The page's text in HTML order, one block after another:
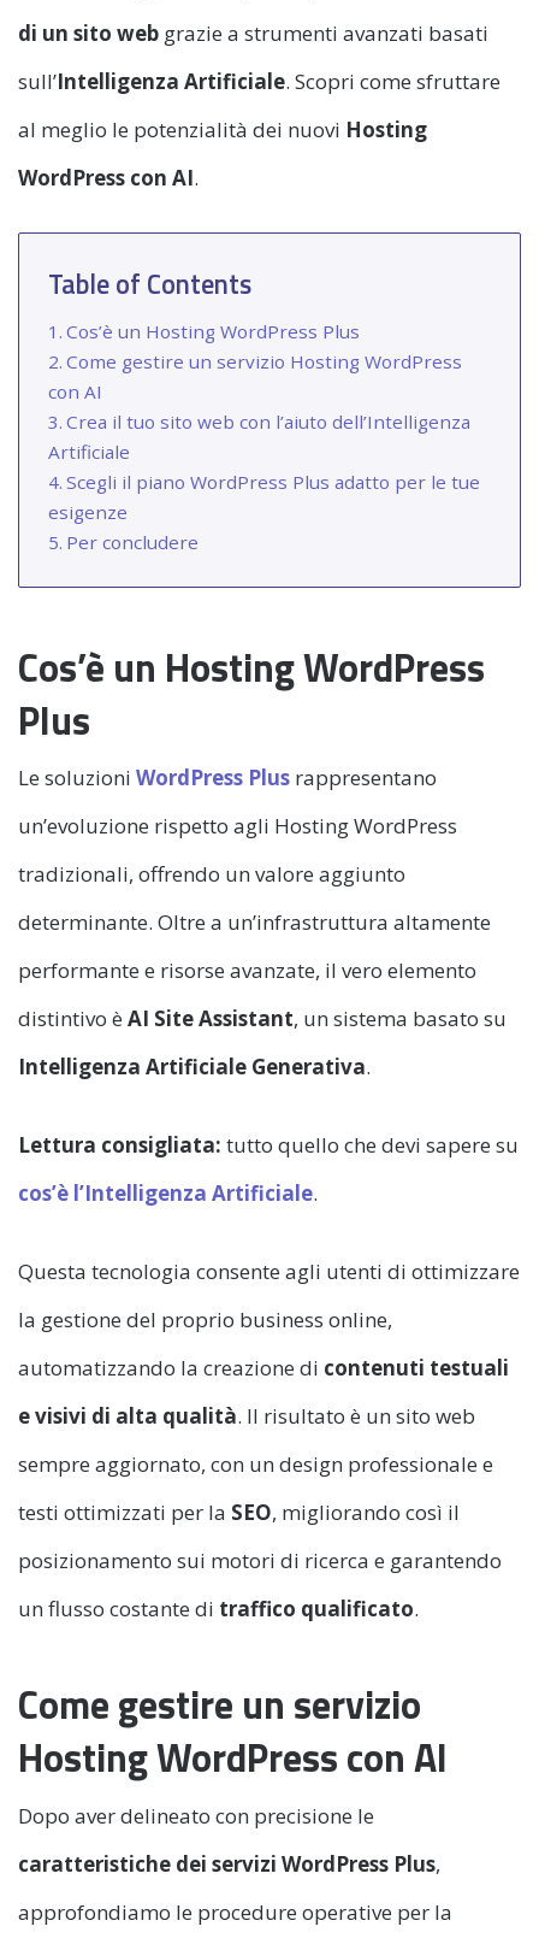
di un sito web grazie a strumenti avanzati basati
sull’Intelligenza Artificiale. Scopri come sfruttare
al meglio le potenzialità dei nuovi Hosting
WordPress con AI.
Table of Contents
Cos’è un Hosting WordPress Plus
Come gestire un servizio Hosting WordPress
con AI
Crea il tuo sito web con l’aiuto dell’Intelligenza
Artificiale
Scegli il piano WordPress Plus adatto per le tue
esigenze
Per concludere
Cos’è un Hosting WordPress
Plus
Le soluzioni WordPress Plus rappresentano
un’evoluzione rispetto agli Hosting WordPress
tradizionali, offrendo un valore aggiunto
determinante. Oltre a un’infrastruttura altamente
performante e risorse avanzate, il vero elemento
distintivo è AI Site Assistant, un sistema basato su
Intelligenza Artificiale Generativa.
Lettura consigliata: tutto quello che devi sapere su
cos’è l’Intelligenza Artificiale.
Questa tecnologia consente agli utenti di ottimizzare
la gestione del proprio business online,
automatizzando la creazione di contenuti testuali
e visivi di alta qualità. Il risultato è un sito web
sempre aggiornato, con un design professionale e
testi ottimizzati per la SEO, migliorando così il
posizionamento sui motori di ricerca e garantendo
un flusso costante di traffico qualificato.
Come gestire un servizio
Hosting WordPress con AI
Dopo aver delineato con precisione le
caratteristiche dei servizi WordPress Plus,
approfondiamo le procedure operative per la